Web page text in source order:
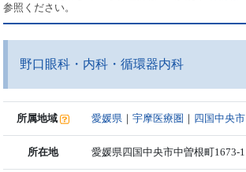
参照ください。
野口眼科・内科・循環器内科
所属地域 愛媛県 ｜宇摩医療圏 ｜ 四国中央市
所在地 愛媛県四国中央市中曽根町1673-1